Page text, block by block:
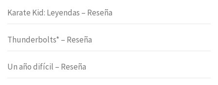
Karate Kid: Leyendas – Reseña
Thunderbolts* – Reseña
Un año difícil – Reseña